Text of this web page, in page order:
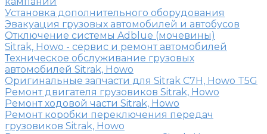
Установка дополнительного оборудования
Эвакуация грузовых автомобилей и автобусов
Отключение системы Adblue (мочевины)
Sitrak, Howo - сервис и ремонт автомобилей
Техническое обслуживание грузовых
автомобилей Sitrak, Howo
Оригинальные запчасти для Sitrak C7H, Howo T5G
Ремонт двигателя грузовиков Sitrak, Howo
Ремонт ходовой части Sitrak, Howo
Ремонт коробки переключения передач
грузовиков Sitrak, Howo